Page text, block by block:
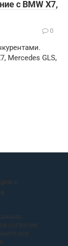
с BMW X7,
0
Mercedes GLS,
с
согласие
все